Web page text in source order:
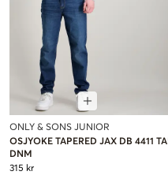
ONLY & SONS JUNIOR
OSJYOKE TAPERED JAX DB 4411 TAI
DNM
315 kr